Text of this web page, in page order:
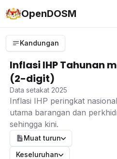
OpenDOSM
Kandungan
Inflasi IHP Tahunan
(2-digit)
Data setakat 2025
Inflasi IHP peringkat
utama barangan dan
sehingga kini.
Muat turun
Keseluruhan